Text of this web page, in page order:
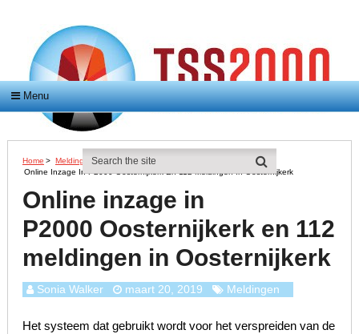
Menu
Home > Meldingen >
Online Inzage In P2000 Oosternijkerk En 112 Meldingen In Oosternijkerk
Online inzage in
P2000 Oosternijkerk en 112
meldingen in Oosternijkerk
Sonia Walker maart 20, 2019 Meldingen
Het systeem dat gebruikt wordt voor het verspreiden van de